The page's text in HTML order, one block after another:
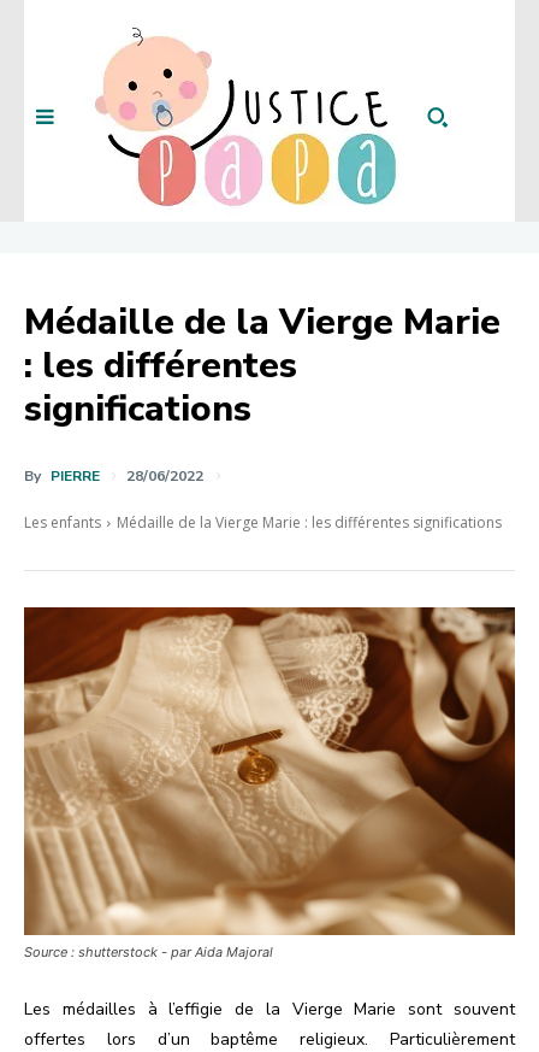
Médaille de la Vierge Marie
: les différentes
significations
By PIERRE 28/06/2022
Les enfants Médaille de la Vierge Marie : les différentes significations
Source : shutterstock - par Aida Majoral
Les médailles à l’effigie de la Vierge Marie sont souvent
offertes lors d’un baptême religieux. Particulièrement